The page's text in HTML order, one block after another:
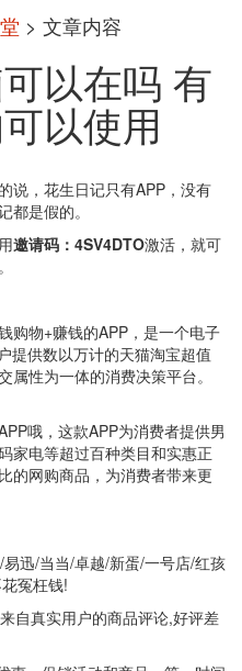
> 文章内容
以在吗 有
以使用
说，花生日记只有APP，没有
都是假的。
邀请码：4SV4DTO激活，就可
购物+赚钱的APP，是一个电子
提供数以万计的天猫淘宝超值
性为一体的消费决策平台。
哦，这款APP为消费者提供男
家电等超过百种类目和实惠正
的网购商品，为消费者带来更
迅/当当/卓越/新蛋/一号店/红孩
冤枉钱!
自真实用户的商品评论,好评差